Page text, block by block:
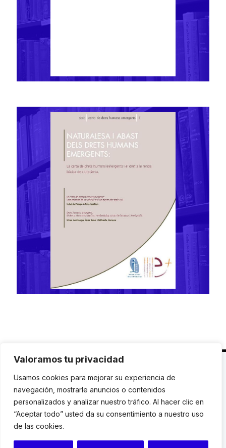
Valoramos tu privacidad
Usamos cookies para mejorar su experiencia de
navegación, mostrarle anuncios o contenidos
personalizados y analizar nuestro tráfico. Al hacer clic en
“Aceptar todo” usted da su consentimiento a nuestro uso
de las cookies.
C. Avinyó 44, 2n | 08002 Barcelona |
T.: +34 93
119 03 72|institut@idhc.org
© Institut de Drets Humans de Catalunya.
Aviso legal|Cookies|Contacto